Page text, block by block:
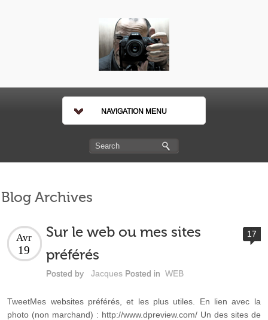
NAVIGATION MENU
Blog Archives
Sur le web ou mes sites
préférés
Avr
19
Posted by Jacques Posted in WEB
17
TweetMes websites préférés, et les plus utiles. En lien avec la
photo (non marchand) : http://www.dpreview.com/ Un des sites de